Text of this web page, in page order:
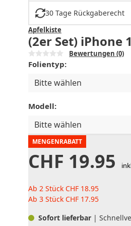
30 Tage Rückgaberecht
Apfelkiste
(2er Set) iPhone
Bewertungen (0)
Folientyp:
Bitte wählen
Modell:
Bitte wählen
MENGENRABATT
CHF 19.95
Ab 2 Stück CHF 18.95
Ab 3 Stück CHF 17.95
Sofort lieferbar |